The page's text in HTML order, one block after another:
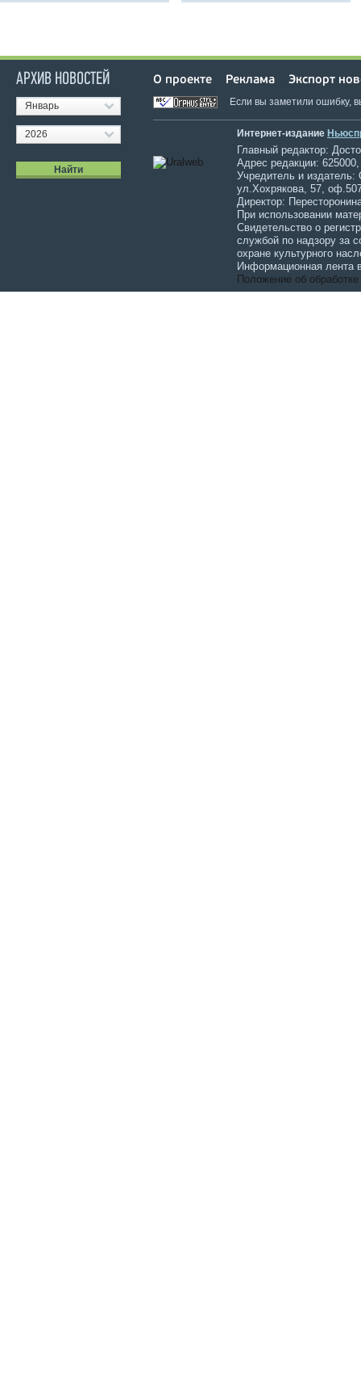
АРХИВ НОВОСТЕЙ
Январь
2026
О проекте Реклама Экспорт
Если вы заметили ошибку,
Интернет-издание
Главный редактор:
Адрес редакции:
Учредитель и
ул.Хохрякова, 57,
Директор:
При использовании
Свидетельство о
службой по надзору за
охране культурного
Информационная лента
Положение об